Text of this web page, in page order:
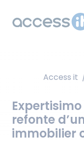
Access it
refonte
immobilier